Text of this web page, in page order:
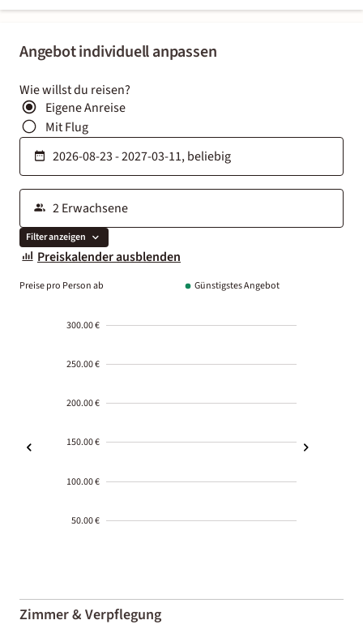
Angebot individuell anpassen
Wie willst du reisen?
Eigene Anreise
Mit Flug
Filter anzeigen
Preiskalender ausblenden
Preise pro Person ab Günstigstes Angebot
300.00 €
250.00 €
200.00 €
150.00 €
100.00 €
50.00 €
01-02
Zimmer & Verpflegung